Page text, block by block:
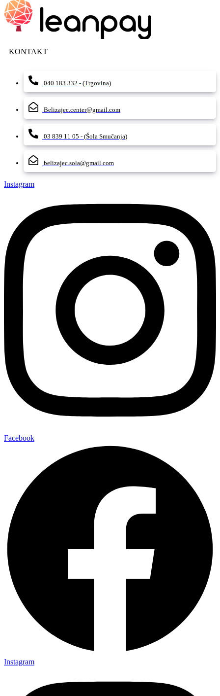
KONTAKT
040 183 332 - (Trgovina)
Belizajec.center@gmail.com
03 839 11 05 - (Šola Smučanja)
belizajec.sola@gmail.com
Instagram
Facebook
Instagram